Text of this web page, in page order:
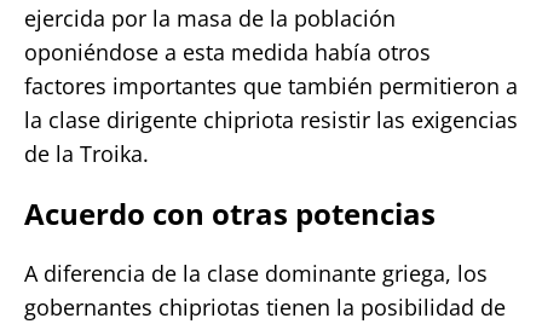
ejercida por la masa de la población
oponiéndose a esta medida había otros
factores importantes que también permitieron a
la clase dirigente chipriota resistir las exigencias
de la Troika.
Acuerdo con otras potencias
A diferencia de la clase dominante griega, los
gobernantes chipriotas tienen la posibilidad de